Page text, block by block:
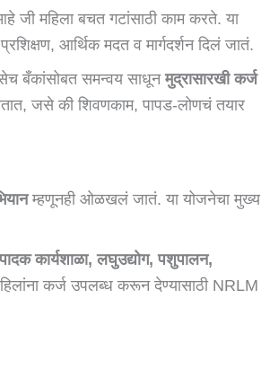
जी महिला बचत गटांसाठी काम करते. या
आर्थिक मदत व मार्गदर्शन दिलं जातं.
बँकांसोबत समन्वय साधूनमुद्रासारखी कर्ज
जसे की शिवणकाम, पापड-लोणचं तयार
म्हणूनही ओळखलं जातं. या योजनेचा मुख्य
कार्यशाळा, लघुउद्योग, पशुपालन,
कर्ज उपलब्ध करून देण्यासाठी NRLM